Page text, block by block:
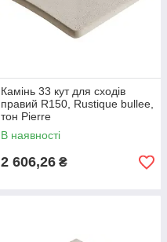
Камінь 33 кут для сходів
правий R150, Rustique bullee,
тон Pierre
В наявності
2 606,26 ₴